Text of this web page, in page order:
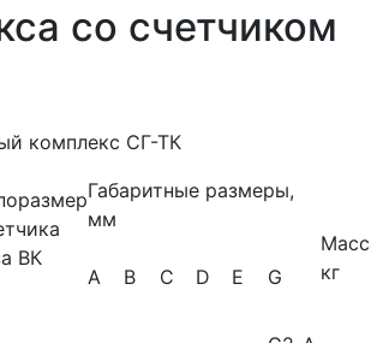
со счетчиком
ВК
Габаритные размеры,
мм
кг
А B C D E
G